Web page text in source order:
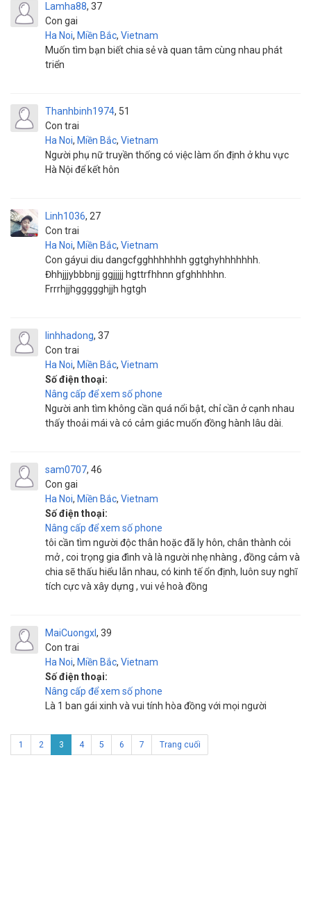
Lamha88
Con gai
37
Ha Noi, Miền Bắc, Vietnam
Muốn tìm bạn biết chia sẻ và quan tâm cùng nhau phát
triển
Thanhbinh1974
Con trai
51
Ha Noi, Miền Bắc, Vietnam
Người phụ nữ truyền thống có việc làm ổn định ở khu vực
Hà Nội để kết hôn
Linh1036
Con trai
27
Ha Noi, Miền Bắc, Vietnam
Con gáyui diu dangcfgghhhhhhh ggtghyhhhhhhh.
Đhhjjjybbbnjj ggjjjjj hgttrfhhnn gfghhhhhn.
Frrrhjjhggggghjjh hgtgh
linhhadong
Con trai
37
Ha Noi, Miền Bắc, Vietnam
Số điện thoại:
Nâng cấp để xem số phone
Người anh tìm không cần quá nổi bật, chỉ cần ở cạnh nhau
thấy thoải mái và có cảm giác muốn đồng hành lâu dài.
sam0707
Con gai
46
Ha Noi, Miền Bắc, Vietnam
Số điện thoại:
Nâng cấp để xem số phone
tôi cần tìm người độc thân hoặc đã ly hôn, chân thành cỏi
mở , coi trọng gia đình và là người nhẹ nhàng , đồng cảm và
chia sẽ thấu hiểu lẫn nhau, có kinh tế ổn định, luôn suy nghĩ
tích cực và xây dựng , vui vẻ hoà đồng
MaiCuongxl
Con trai
39
Ha Noi, Miền Bắc, Vietnam
Số điện thoại:
Nâng cấp để xem số phone
Là 1 ban gái xinh và vui tính hòa đồng với mọi người
1 2 3 4 5 6 7 Trang cuối